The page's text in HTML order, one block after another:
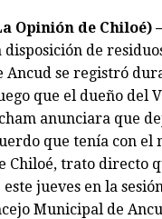
Opinión de Chiloé)
disposición de
Ancud se registró
que el dueño del
anunciara que
que tenía con el
Chiloé, trato directo
jueves en la
Municipal de